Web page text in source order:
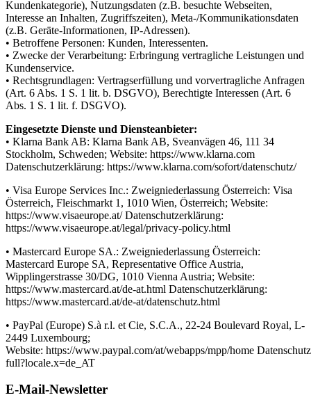
Kundenkategorie), Nutzungsdaten (z.B. besuchte Webseiten,
Interesse an Inhalten, Zugriffszeiten), Meta-/Kommunikationsdaten
(z.B. Geräte-Informationen, IP-Adressen).
• Betroffene Personen: Kunden, Interessenten.
• Zwecke der Verarbeitung: Erbringung vertragliche Leistungen und
Kundenservice.
• Rechtsgrundlagen: Vertragserfüllung und vorvertragliche Anfragen
(Art. 6 Abs. 1 S. 1 lit. b. DSGVO), Berechtigte Interessen (Art. 6
Abs. 1 S. 1 lit. f. DSGVO).
Eingesetzte Dienste und Diensteanbieter:
• Klarna Bank AB: Klarna Bank AB, Sveanvägen 46, 111 34
Stockholm, Schweden; Website: https://www.klarna.com
Datenschutzerklärung: https://www.klarna.com/sofort/datenschutz/
• Visa Europe Services Inc.: Zweigniederlassung Österreich: Visa
Österreich, Fleischmarkt 1, 1010 Wien, Österreich; Website:
https://www.visaeurope.at/ Datenschutzerklärung:
https://www.visaeurope.at/legal/privacy-policy.html
• Mastercard Europe SA.: Zweigniederlassung Österreich:
Mastercard Europe SA, Representative Office Austria,
Wipplingerstrasse 30/DG, 1010 Vienna Austria; Website:
https://www.mastercard.at/de-at.html Datenschutzerklärung:
https://www.mastercard.at/de-at/datenschutz.html
• PayPal (Europe) S.à r.l. et Cie, S.C.A., 22-24 Boulevard Royal, L-
2449 Luxembourg;
Website: https://www.paypal.com/at/webapps/mpp/home
full?locale.x=de_AT
E-Mail-Newsletter